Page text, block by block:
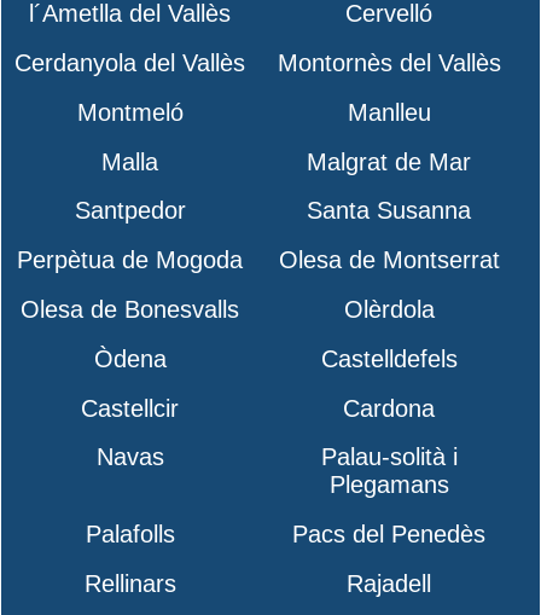
l´Ametlla del Vallès
Cervelló
Cerdanyola del Vallès
Montornès del Vallès
Montmeló
Manlleu
Malla
Malgrat de Mar
Santpedor
Santa Susanna
Perpètua de Mogoda
Olesa de Montserrat
Olesa de Bonesvalls
Olèrdola
Òdena
Castelldefels
Castellcir
Cardona
Navas
Palau-solità i
Plegamans
Palafolls
Pacs del Penedès
Rellinars
Rajadell